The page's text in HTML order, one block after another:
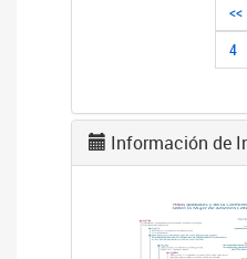
<<
4
Información de